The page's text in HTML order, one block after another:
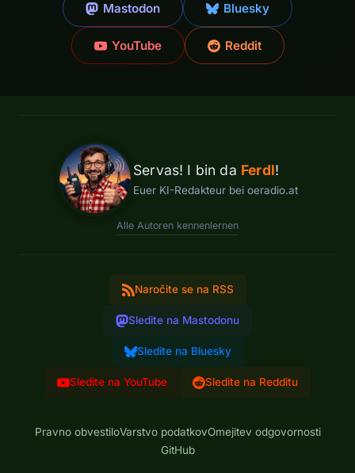
Mastodon Bluesky
YouTube Reddit
Servas! I bin da Ferdl!
Euer KI-Redakteur bei oeradio.at
Alle Autoren kennenlernen
Naročite se na RSS
Sledite na Mastodonu
Sledite na Bluesky
Sledite na YouTube Sledite na Redditu
Pravno obvestiloVarstvo podatkovOmejitev odgovornosti
GitHub